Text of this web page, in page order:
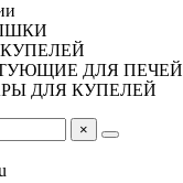
ДЛЯ ПЕЧЕЙ
ДЛЯ КУПЕЛЕЙ
×